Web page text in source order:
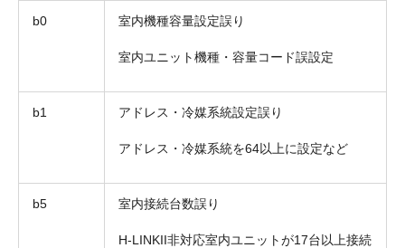
b0 室内機種容量設定誤り
室内ユニット機種・容量コード誤設定
b1 アドレス・冷媒系統設定誤り
アドレス・冷媒系統を64以上に設定など
b5 室内接続台数誤り
H-LINKII非対応室内ユニットが17台以上接続